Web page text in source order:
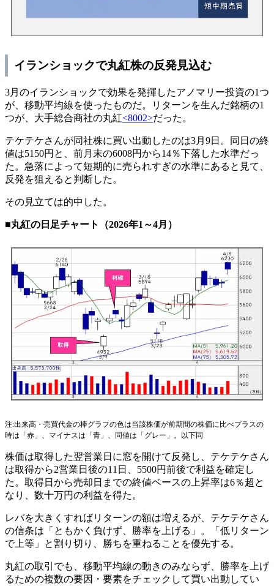
イランショックで丸紅株の反発見込む
3月のイランショックで効果を発揮したアノマリー投資の1つ
が、移動平均線を使ったものだ。リターンを生んだ銘柄の1
つが、大手総合商社の丸紅<8002>だった。
テケテケさんが同社株に買い出動したのは3月9日。同日の終
値は5150円と、前月末の6008円から14％下落した水準だっ
た。急落によって短期的に売られすぎの水準にあると見て、
反発を狙えると判断した。
その見立ては的中した。
■丸紅の日足チャート（2026年1～4月）
注:出来高・売買代金の棒グラフの色は当該株価が前期間の株価に比べプラスの
時は「赤」、マイナスは「青」、同値は「グレー」。以下同
株価は取得した翌営業日に窓を開けて反発し、テケテケさん
は取得から2営業日後の11日、5500円前後で利益を確定し
た。取得日から売却日までの終値ベースの上昇率は6％超と
なり、数十万円の利益を得た。
レバを大きくすればリターンの額は増えるが、テケテケさん
の信条は「ともかく負けず、勝率を上げる」。「低リターン
で上等」と割り切り、勝ちを重ねることを優先する。
丸紅の取引でも、移動平均線の動きのみならず、勝率を上げ
るための複数の要因・要素をチェックして買い出動してい